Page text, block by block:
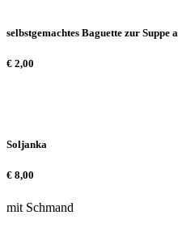
selbstgemachtes Baguette zur Suppe a
€ 2,00
Soljanka
€ 8,00
mit Schmand